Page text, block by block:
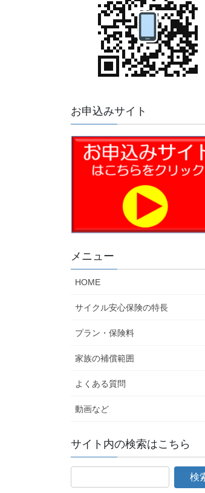
お申込みサイト
メニュー
HOME
サイクル安心保険の特長
プラン・保険料
家族の補償範囲
よくある質問
動画など
サイト内の検索はこちら